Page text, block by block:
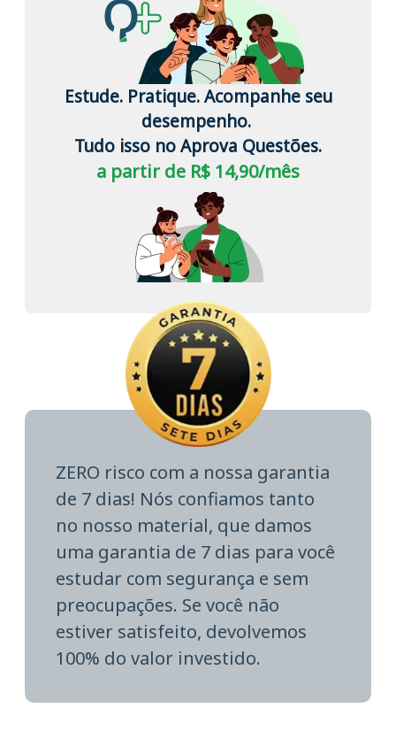
Estude. Pratique. Acompanhe seu
desempenho.
Tudo isso no Aprova Questões.
a partir de R$ 14,90/mês
ZERO risco com a nossa garantia
de 7 dias! Nós confiamos tanto
no nosso material, que damos
uma garantia de 7 dias para você
estudar com segurança e sem
preocupações. Se você não
estiver satisfeito, devolvemos
100% do valor investido.